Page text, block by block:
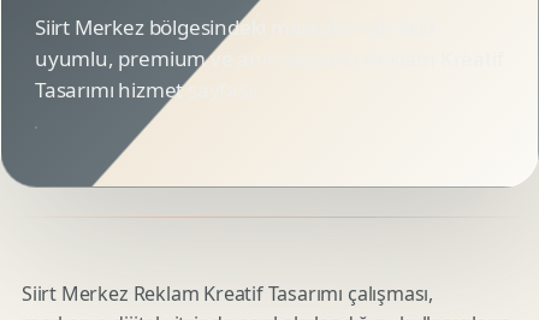
Siirt Merkez bölgesindeki markalar için SEO
uyumlu, premium ve animasyonlu Reklam Kreatif
Tasarımı hizmet sayfası.
Siirt Merkez Reklam Kreatif Tasarımı çalışması,